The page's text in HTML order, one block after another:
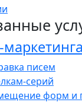
писем
серий
форм и